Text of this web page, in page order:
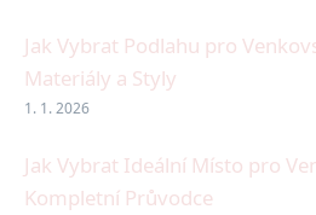
Jak Vybrat Podlahu pro
Materiály a Styly
1. 1. 2026
Jak Vybrat Ideální Místo pro
Kompletní Průvodce